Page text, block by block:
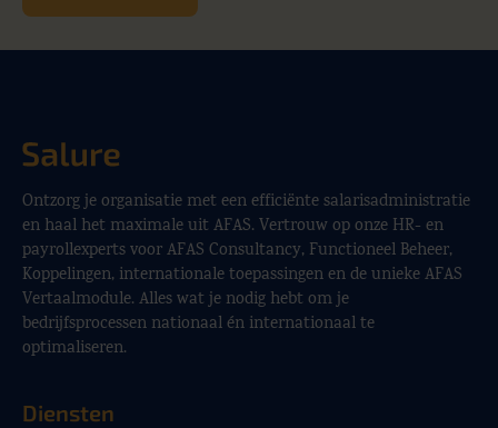
Ontzorg je organisatie met een efficiënte salarisadministratie
en haal het maximale uit AFAS. Vertrouw op onze HR- en
payrollexperts voor AFAS Consultancy, Functioneel Beheer,
Koppelingen, internationale toepassingen en de unieke AFAS
Vertaalmodule. Alles wat je nodig hebt om je
bedrijfsprocessen nationaal én internationaal te
optimaliseren.
Diensten